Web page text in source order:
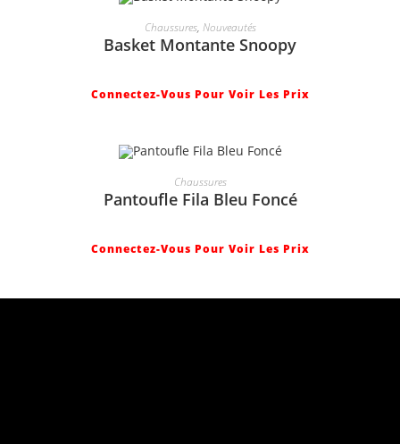
Chaussures, Nouveautés
Basket Montante Snoopy
Connectez-Vous Pour Voir Les Prix
Chaussures
Pantoufle Fila Bleu Foncé
Connectez-Vous Pour Voir Les Prix